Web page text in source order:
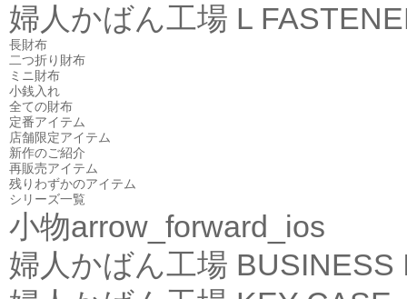
婦人かばん工場 L
長財布
二つ折り財布
ミニ財布
小銭入れ
全ての財布
定番アイテム
店舗限定アイテム
新作のご紹介
再販売アイテム
残りわずかのアイテム
シリーズ一覧
小物arrow_forward_ios
婦人かばん工場 BUSINESS